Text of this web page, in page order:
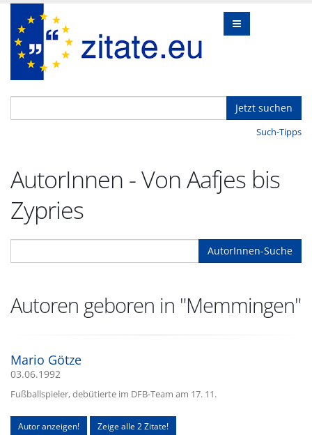
Jetzt suchen
Such-Tipps
AutorInnen - Von Aafjes bis
Zypries
AutorInnen-Suche
Autoren geboren in "Memmingen"
Mario Götze
03.06.1992
Fußballspieler, debütierte im DFB-Team am 17. 11.
Autor anzeigen! Zeige alle 2 Zitate!